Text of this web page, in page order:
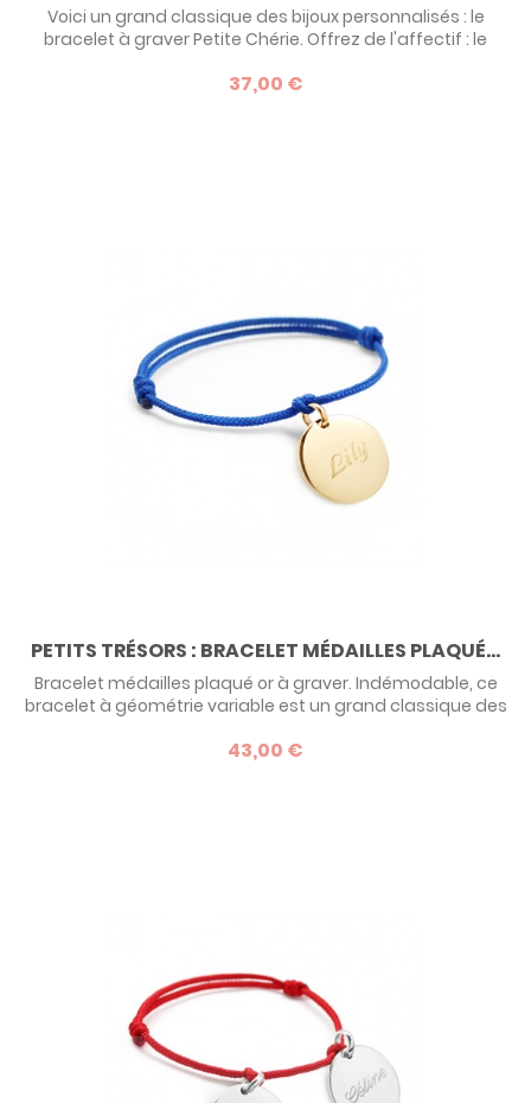
Voici un grand classique des bijoux personnalisés : le
bracelet à graver Petite Chérie. Offrez de l'affectif : le
entièrement personnalisable ! Une idée de cadeau
37,00 €
PETITS TRÉSORS : BRACELET MÉDAILLES PLAQUÉ...
Bracelet médailles plaqué or à graver. Indémodable, ce
bracelet à géométrie variable est un grand classique des
graver ! C'est vous qui choisissez le nombre, en fonction
43,00 €